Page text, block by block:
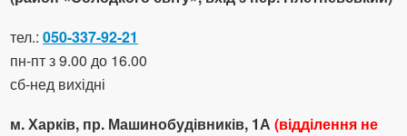
тел.: 050-337-92-21
пн-пт з 9.00 до 16.00
сб-нед вихідні
м. Харків, пр. Машинобудівників, 1А (відділення не